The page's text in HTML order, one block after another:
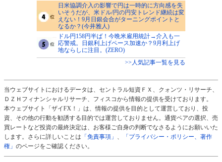
日米協調介入の影響で円は一時的に方向感を失
いそうだが、米ドル/円の円安トレンド継続は変
えない！9月日銀会合がターニングポイントと
なるか？(今井雅人)
ドル円158円半ば！今晩米雇用統計→介入も一
応警戒。日銀利上げペース加速か？9月利上げ
地ならしに注目。(ZERO)
>>人気記事一覧を見る
当ウェブサイトにおけるデータは、セントラル短資ＦＸ、クォンツ・リサーチ、
ＤＺＨフィナンシャルリサーチ、フィスコから情報の提供を受けております。
本ウェブサイト「ザイFX！」は、情報の提供を目的として運営しており、投
資、その他の行動を勧誘する目的では運営しておりません。通貨ペアの選択、売
買レートなど投資の最終決定は、お客様ご自身の判断でなさるようにお願いいた
します。さらに詳しいことは 「免責事項」 、
「プライバシー・ポリシー、著作
権」 のページをご確認ください。